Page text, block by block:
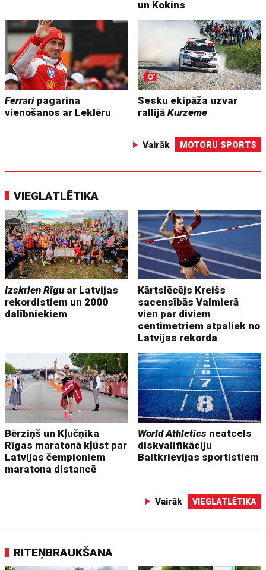
un Kokins
Ferrari pagarina
vienošanos ar Leklēru
Sesku ekipāža uzvar
rallijāKurzeme
Vairāk MOTORU SPORTS
VIEGLATLĒTIKA
Izskrien Rīguar Latvijas
rekordistiem un 2000
dalībniekiem
Kārtslēcējs Kreišs
sacensībās Valmierā
vien par diviem
centimetriem atpaliek no
Latvijas rekorda
Bērziņš un Kļučņika
Rīgas maratonā kļūst par
Latvijas čempioniem
maratona distancē
World Athletics neatcels
diskvalifikāciju
Baltkrievijas sportistiem
Vairāk VIEGLATLĒTIKA
RITEŅBRAUKŠANA